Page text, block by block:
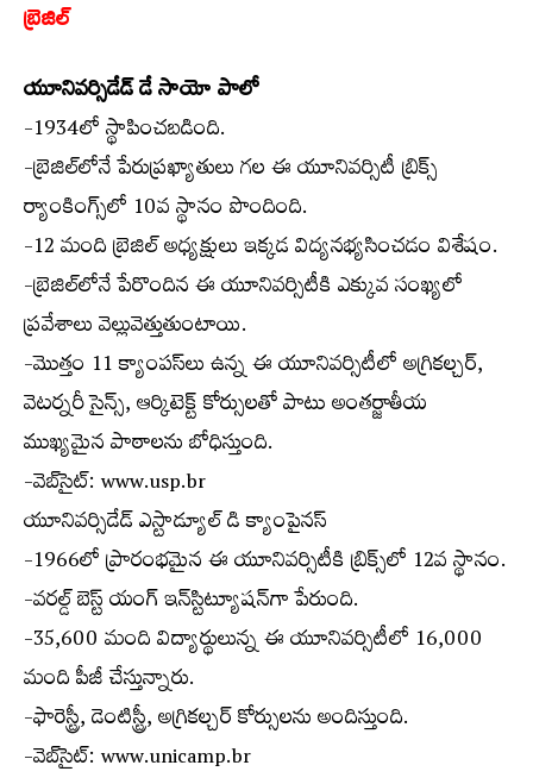
బ్రెజిల్
యూనివర్సిడేడ్ డే సాయో పాలో
-1934లో స్థాపించబడింది.
-బ్రెజిల్‌లోనే పేరుప్రఖ్యాతులు గల ఈ యూనివర్సిటీ బ్రిక్స్
ర్యాంకింగ్స్‌లో 10వ స్థానం పొందింది.
-12 మంది బ్రెజిల్ అధ్యక్షులు ఇక్కడ విద్యనభ్యసించడం విశేషం.
-బ్రెజిల్‌లోనే పేరొందిన ఈ యూనివర్సిటీకి ఎక్కువ సంఖ్యలో
ప్రవేశాలు వెల్లువెత్తుతుంటాయి.
-మొత్తం 11 క్యాంపస్‌లు ఉన్న ఈ యూనివర్సిటీలో అగ్రికల్చర్,
వెటర్నరీ సైన్స్, ఆర్కిటెక్ట్ కోర్సులతో పాటు అంతర్జాతీయ
ముఖ్యమైన పాఠాలను బోధిస్తుంది.
-వెబ్‌సైట్: www.usp.br
యూనివర్సిడేడ్ ఎస్టాడ్యూల్ డి క్యాంపైనస్
-1966లో ప్రారంభమైన ఈ యూనివర్సిటీకి బ్రిక్స్‌లో 12వ స్థానం.
-వరల్డ్ బెస్ట్ యంగ్ ఇన్‌స్టిట్యూషన్‌గా పేరుంది.
-35,600 మంది విద్యార్థులున్న ఈ యూనివర్సిటీలో 16,000
మంది పీజీ చేస్తున్నారు.
-ఫారెస్ట్రీ, డెంటిస్ట్రీ, అగ్రికల్చర్ కోర్సులను అందిస్తుంది.
-వెబ్‌సైట్: www.unicamp.br